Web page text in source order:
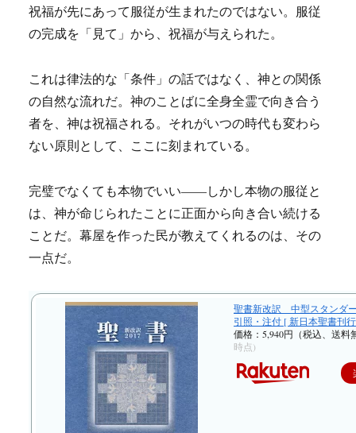
祝福が先にあって服従が生まれたのではない。服従
の完成を「見て」から、祝福が与えられた。
これは律法的な「条件」の話ではなく、神との関係
の自然な流れだ。神のことばに全身全霊で向き合う
者を、神は祝福される。それがいつの時代も変わら
ない原則として、ここに刻まれている。
完璧でなくても本物でいい——しかし本物の服従と
は、神が命じられたことに正面から向き合い続ける
ことだ。幕屋を作った民が教えてくれるのは、その
一点だ。
聖書新改訳 中型スタンダ
引照・注付 [ 新日本聖書刊
価格：5,940円（税込、送料
時点)